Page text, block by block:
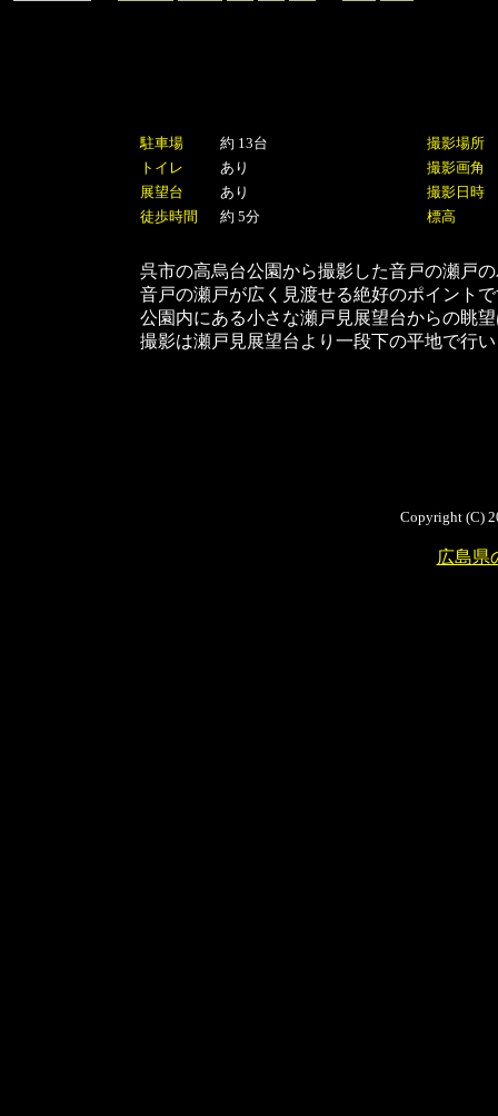
駐車場 約 13台
撮影場所
トイレ
あり
撮影画角
展望台
あり
撮影日時
徒歩時間
約 5分 標高
呉市の高烏台公園から撮影した音戸の瀬戸
音戸の瀬戸が広く見渡せる絶好のポイント
公園内にある小さな瀬戸見展望台からの眺
撮影は瀬戸見展望台より一段下の平地で行
Copyright (C)
広島県